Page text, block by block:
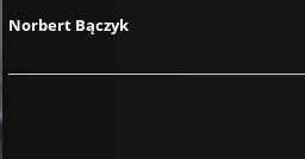
Norbert Bączyk